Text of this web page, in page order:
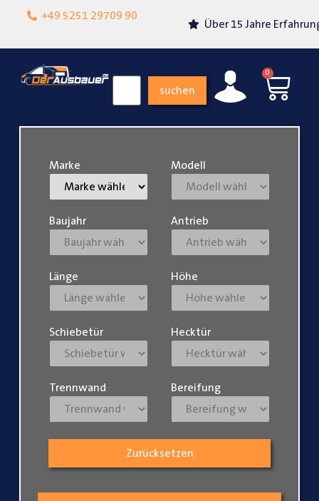
+49 5251 29709 90
Lokalgeschäft in
Über 15 Jahre Erfahrung
suchen
0
Marke Modell
Baujahr Antrieb
Länge Höhe
Schiebetür Hecktür
Trennwand Bereifung
Zurücksetzen